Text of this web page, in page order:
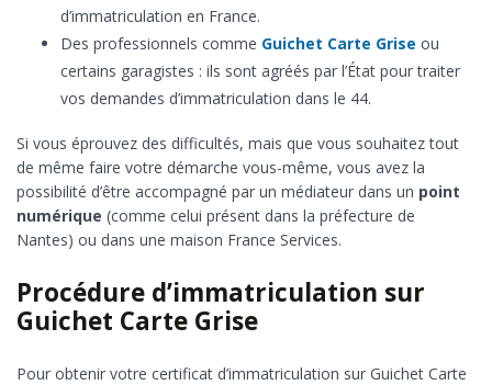
d’immatriculation en France.
Des professionnels comme Guichet Carte Grise ou
certains garagistes : ils sont agréés par l’État pour traiter
vos demandes d’immatriculation dans le 44.
Si vous éprouvez des difficultés, mais que vous souhaitez tout
de même faire votre démarche vous-même, vous avez la
possibilité d’être accompagné par un médiateur dans un point
numérique (comme celui présent dans la préfecture de
Nantes) ou dans une maison France Services.
Procédure d’immatriculation sur
Guichet Carte Grise
Pour obtenir votre certificat d’immatriculation sur Guichet Carte